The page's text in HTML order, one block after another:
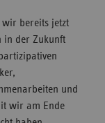
wir bereits jetzt
in der Zukunft
und
wir am Ende